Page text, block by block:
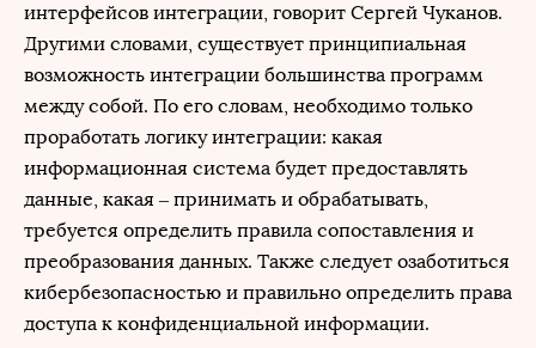
интерфейсов интеграции, говорит Сергей Чуканов.
Другими словами, существует принципиальная
возможность интеграции большинства программ
между собой. По его словам, необходимо только
проработать логику интеграции: какая
информационная система будет предоставлять
данные, какая – принимать и обрабатывать,
требуется определить правила сопоставления и
преобразования данных. Также следует озаботиться
кибербезопасностью и правильно определить права
доступа к конфиденциальной информации.